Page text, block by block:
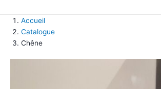
Accueil
Catalogue
Chêne